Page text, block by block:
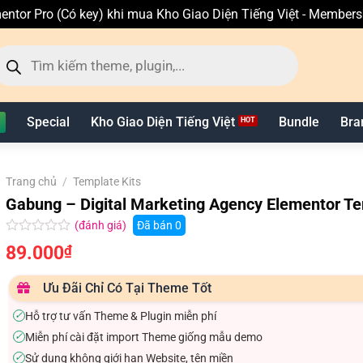
Pro (Có key) khi mua Kho Giao Diện Tiếng Việt -
Special Kho Giao Diện Tiếng Việt Bundle
Trang chủ / Template Kits
Gabung – Digital Marketing Agency Elementor
Được
xếp
0.0
5
sao
(đánh giá) Đã bán0
89.000₫
Ưu Đãi Chỉ Có Tại Theme Tốt
✓Hỗ trợ tư vấn Theme & Plugin miễn phí
✓Miễn phí cài đặt import Theme giống mẫu demo
✓Sử dụng không giới hạn Website, tên miền